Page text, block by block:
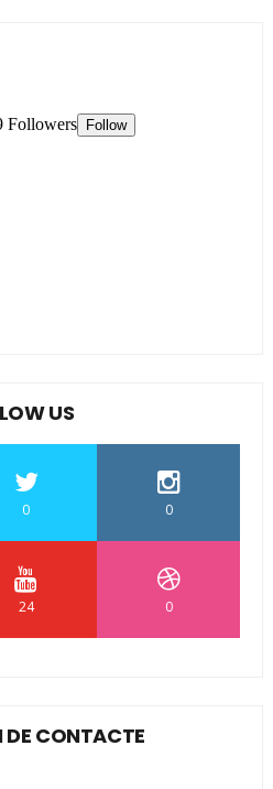
US
0 0
24 0
DE CONTACTE